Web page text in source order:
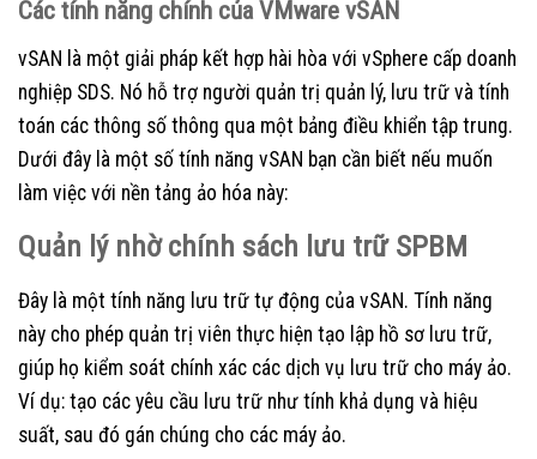
Các tính năng chính của VMware vSAN
vSAN là một giải pháp kết hợp hài hòa với vSphere cấp doanh
nghiệp SDS. Nó hỗ trợ người quản trị quản lý, lưu trữ và tính
toán các thông số thông qua một bảng điều khiển tập trung.
Dưới đây là một số tính năng vSAN bạn cần biết nếu muốn
làm việc với nền tảng ảo hóa này:
Quản lý nhờ chính sách lưu trữ SPBM
Đây là một tính năng lưu trữ tự động của vSAN. Tính năng
này cho phép quản trị viên thực hiện tạo lập hồ sơ lưu trữ,
giúp họ kiểm soát chính xác các dịch vụ lưu trữ cho máy ảo.
Ví dụ: tạo các yêu cầu lưu trữ như tính khả dụng và hiệu
suất, sau đó gán chúng cho các máy ảo.